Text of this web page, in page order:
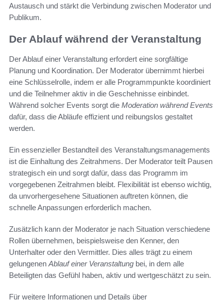
Austausch und stärkt die Verbindung zwischen Moderator und
Publikum.
Der Ablauf während der Veranstaltung
Der Ablauf einer Veranstaltung erfordert eine sorgfältige
Planung und Koordination. Der Moderator übernimmt hierbei
eine Schlüsselrolle, indem er alle Programmpunkte koordiniert
und die Teilnehmer aktiv in die Geschehnisse einbindet.
Während solcher Events sorgt die Moderation während Events
dafür, dass die Abläufe effizient und reibungslos gestaltet
werden.
Ein essenzieller Bestandteil des Veranstaltungsmanagements
ist die Einhaltung des Zeitrahmens. Der Moderator teilt Pausen
strategisch ein und sorgt dafür, dass das Programm im
vorgegebenen Zeitrahmen bleibt. Flexibilität ist ebenso wichtig,
da unvorhergesehene Situationen auftreten können, die
schnelle Anpassungen erforderlich machen.
Zusätzlich kann der Moderator je nach Situation verschiedene
Rollen übernehmen, beispielsweise den Kenner, den
Unterhalter oder den Vermittler. Dies alles trägt zu einem
gelungenenAblauf einer Veranstaltung bei, in dem alle
Beteiligten das Gefühl haben, aktiv und wertgeschätzt zu sein.
Für weitere Informationen und Details über